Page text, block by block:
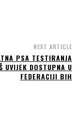
NEXT ARTICLE
PSA TESTIRANJA
UVIJEK DOSTUPNA U
FEDERACIJI BIH